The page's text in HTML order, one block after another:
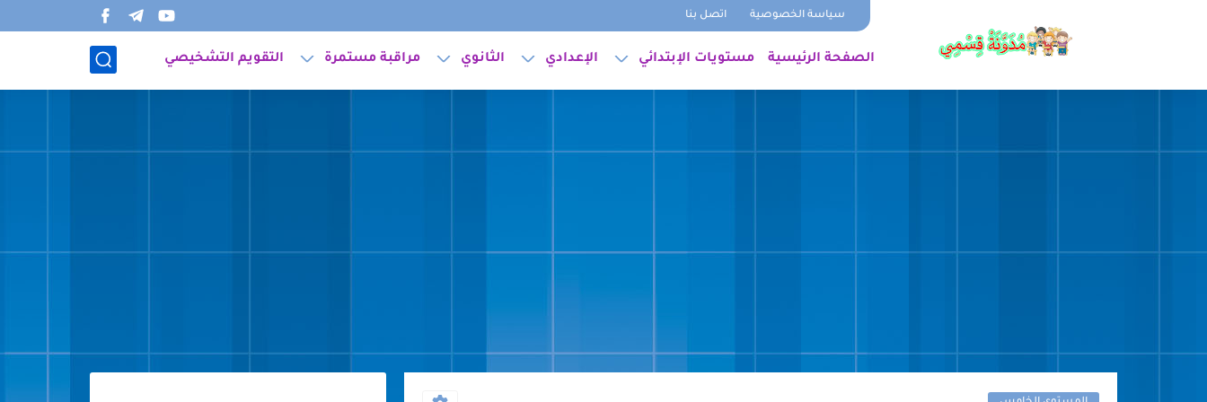
سياسة الخصوصية اتصل بنا
الصفحة الرئيسية مستويات الإبتدائي الإعدادي الثانوي مراقبة مستمرة التقويم التشخيصي